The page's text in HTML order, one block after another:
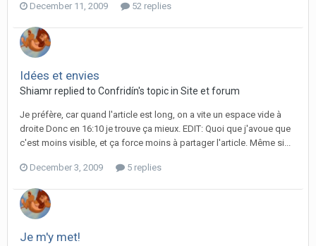
December 11, 2009 52 replies
Idées et envies
Shiamr replied to Confridín's topic in Site et forum
Je préfère, car quand l'article est long, on a vite un espace vide à
droite Donc en 16:10 je trouve ça mieux. EDIT: Quoi que j'avoue que
c'est moins visible, et ça force moins à partager l'article. Même si...
December 3, 2009 5 replies
Je m'y met!